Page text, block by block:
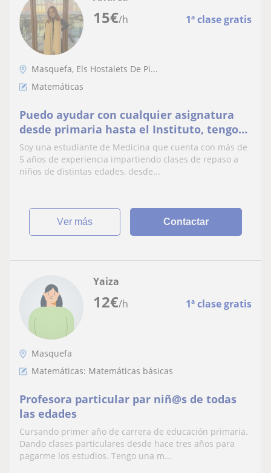
15€/h 1ª clase gratis
Masquefa, Els Hostalets De Pi...
Matemáticas
Puedo ayudar con cualquier asignatura
desde primaria hasta el Instituto, tengo
años de experiencia.
Soy una estudiante de Medicina que cuenta con más de
5 años de experiencia impartiendo clases de repaso a
niños de distintas edades, desde...
ver más Contactar
12€/h 1ª clase gratis
Yaiza
Masquefa
Matemáticas: Matemáticas básicas
Profesora particular par niñ@s de todas
las edades
Cursando primer año de carrera de educación primaria.
Dando clases particulares desde hace tres años para
pagarme los estudios. Tengo una m...